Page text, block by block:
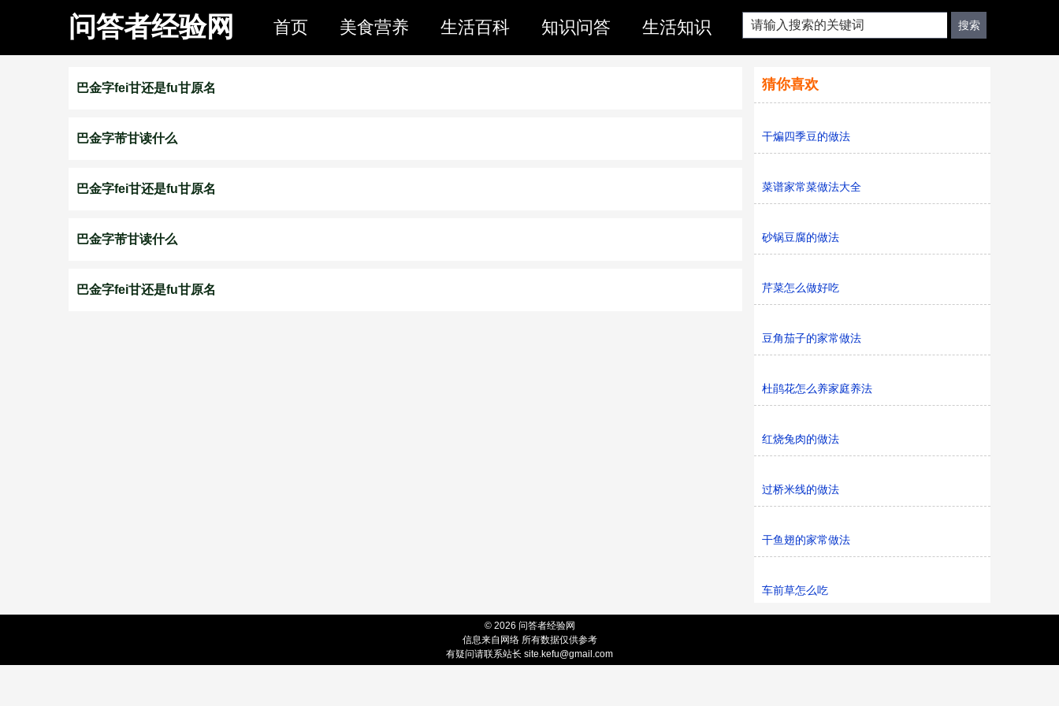
问答者经验网 首页 美食营养 生活百科 知识问答 生活知识
巴金字fei甘还是fu甘原名
巴金字芾甘读什么
巴金字fei甘还是fu甘原名
巴金字芾甘读什么
巴金字fei甘还是fu甘原名
猜你喜欢
干煸四季豆的做法
菜谱家常菜做法大全
砂锅豆腐的做法
芹菜怎么做好吃
豆角茄子的家常做法
杜鹃花怎么养家庭养法
红烧兔肉的做法
过桥米线的做法
干鱼翅的家常做法
车前草怎么吃
© 2026 问答者经验网
信息来自网络 所有数据仅供参考
有疑问请联系站长 site.kefu@gmail.com